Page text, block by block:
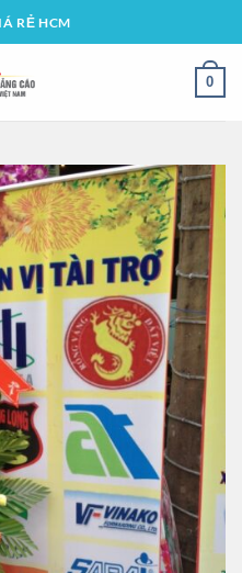
RẺ HCM
0